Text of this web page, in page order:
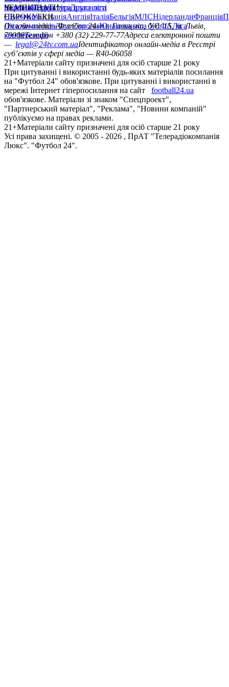
політикаСтруктура власності
УкраїнаПерша лігаДруга ліга
ЧЕМПІОНАТИ
НімеччинаІспаніяАнгліяІталіяБельгіяМЛСНідерландиФранція
ЄВРОКУБКИ
Ліга чемпіонівЛіга ЄвропиЮнацька ліга УЄФАЛіга
конференцій
Онлайн-медіа «Футбол 24»пл. Галицька, буд. 15, м. Львів,
79008Телефон +380 (32) 229-77-77Адреса електронної пошти
— legal@24tv.com.uaІдентифікатор онлайн-медіа в Реєстрі
суб’єктів у сфері медіа — R40-06058
21+Матеріали сайту призначені для осіб старше 21 року
При цитуванні і використанні будь-яких матеріалів посилання
на "Футбол 24" обов'язкове. При цитуванні і використанні в
мережі Інтернет гіперпосилання на сайт
football24.ua
обов'язкове. Матеріали зі знаком "Спецпроект",
"Партнерський матеріал", "Реклама", "Новини компаній"
публікуємо на правах реклами.
21+Матеріали сайту призначені для осіб старше 21 року
Усi права захищенi. © 2005 - 2026 , ПрАТ "Телерадіокомпанія
Люкс". "Футбол 24".